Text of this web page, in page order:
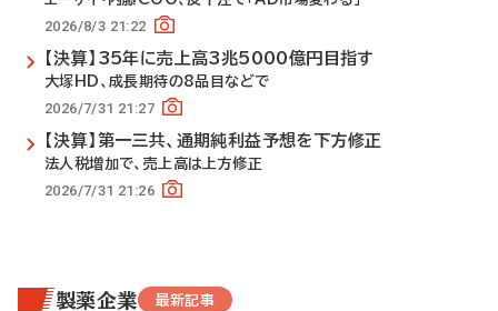
2026/8/3 21:22
【決算】35年に売上高3兆5000億円目指す
大塚HD、成長期待の8品目などで
2026/7/31 21:27
【決算】第一三共、通期純利益予想を下方修正
法人税増加で、売上高は上方修正
2026/7/31 21:26
製薬企業 最新記事